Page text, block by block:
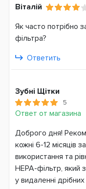
Віталій
Як часто потрібно
фільтра?
Ответить
Зубні Щітки
5
Ответ от магазина
Доброго дня!
кожні 6-12 місяців
використання та
HEPA-фільтр, який
у видаленні